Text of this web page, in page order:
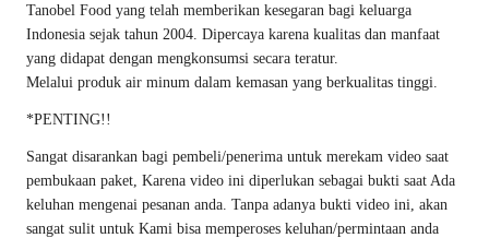
Tanobel Food yang telah memberikan kesegaran bagi keluarga
Indonesia sejak tahun 2004. Dipercaya karena kualitas dan manfaat
yang didapat dengan mengkonsumsi secara teratur.
Melalui produk air minum dalam kemasan yang berkualitas tinggi.
*PENTING!!
Sangat disarankan bagi pembeli/penerima untuk merekam video saat
pembukaan paket, Karena video ini diperlukan sebagai bukti saat Ada
keluhan mengenai pesanan anda. Tanpa adanya bukti video ini, akan
sangat sulit untuk Kami bisa memperoses keluhan/permintaan anda